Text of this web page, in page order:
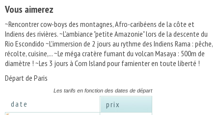
Vous aimerez
~Rencontrer cow-boys des montagnes, Afro-caribéens de la côte et
Indiens des rivières. ~L'ambiance "petite Amazonie" lors de la descente du
Rio Escondido ~L'immersion de 2 jours au rythme des Indiens Rama : pêche,
récolte, cuisine,... ~Le méga cratère fumant du volcan Masaya : 500m de
diamètre ! ~Les 3 jours à Corn Island pour farnienter en toute liberté !
Départ de Paris
Les tarifs en fonction des dates de départ
date
prix